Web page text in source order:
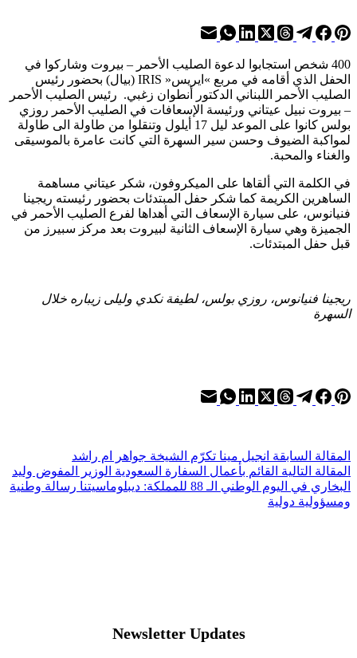
400 شخص استجابوا لدعوة الصليب الأحمر – بيروت وشاركوا في
الحفل الذي أقامه في مربع »ايريس« IRIS (بيال) بحضور رئيس
الصليب الأحمر اللبناني الدكتور أنطوان زغبي. رئيس الصليب الأحمر
– بيروت نبيل عيتاني ورئيسة الإسعافات في الصليب الأحمر روزي
بولس كانوا على الموعد ليل 17 أيلول وتنقلوا من طاولة الى طاولة
لمواكبة الضيوف وحسن سير السهرة التي كانت عامرة بالموسيقى
والغناء والمحبة.
في الكلمة التي ألقاها على الميكروفون، شكر عيتاني مساهمة
الساهرين الكريمة كما شكر حفل المبتدئات بحضور رئيسته ريجينا
فنيانوس، على سيارة الإسعاف التي أهداها لفرع الصليب الأحمر في
الجميزة وهي سيارة الإسعاف الثانية لبيروت بعد مركز سبيرز من
قبل حفل المبتدئات.
ريجينا فنيانوس، روزي بولس، لطيفة نكدي وليلى زيباره خلال
السهرة
المقالة السابقة انجيل مينا تكرّم الشيخة جواهر ام راشد
المقالة التالية القائم بأعمال السفارة السعودية الوزير المفوض وليد
البخاري في اليوم الوطني الـ 88 للمملكة: ديبلوماسيتنا رسالة وطنية
ومسؤولية دولية
Newsletter Updates